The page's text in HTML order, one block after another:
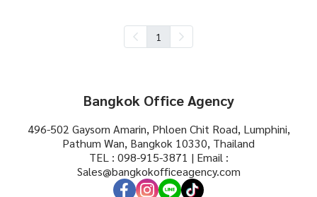
1
Bangkok Office Agency
496-502 Gaysorn Amarin, Phloen Chit Road, Lumphini,
Pathum Wan, Bangkok 10330, Thailand
TEL : 098-915-3871 | Email :
Sales@bangkokofficeagency.com